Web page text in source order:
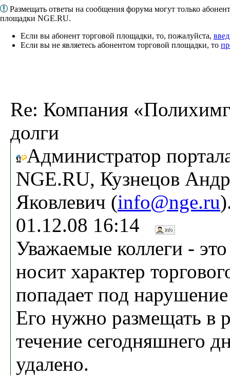
Размещать ответы на сообщения форума могут только
площадки NGE.RU.
Если вы абонент торговой площадки, то, пожалуйста,
Если вы не являетесь абонентом торговой площадки, то
Re: Компания
долги
Администратор
NGE.RU, Кузнецов
Яковлевич (info@nge.ru
01.12.08 16:14
Уважаемые коллеги -
носит характер
попадает под
Его нужно размещать в
течение сегодняшнего
удалено.